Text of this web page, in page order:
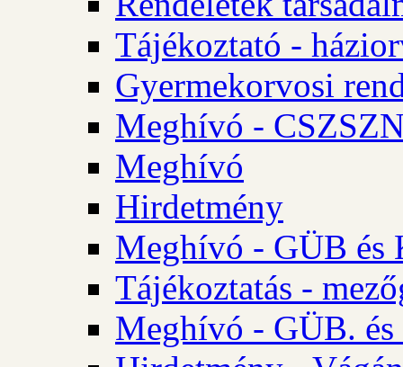
Tájékoztató -
Gyermekorvosi
Meghívó -
Meghívó
Hirdetmény
Meghívó - GÜB és
Tájékoztatás -
Meghívó - GÜB.